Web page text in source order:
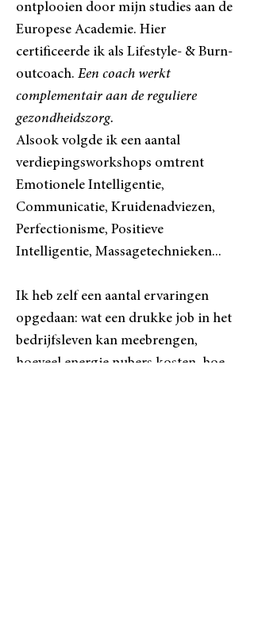
ontplooien door mijn studies aan de
Europese Academie. Hier
certificeerde ik als Lifestyle- & Burn-
outcoach. Een coach werkt
complementair aan de reguliere
gezondheidszorg.
Alsook volgde ik een aantal
verdiepingsworkshops omtrent
Emotionele Intelligentie,
Communicatie, Kruidenadviezen,
Perfectionisme, Positieve
Intelligentie, Massagetechnieken...
Ik heb zelf een aantal ervaringen
opgedaan: wat een drukke job in het
bedrijfsleven kan meebrengen,
hoeveel energie pubers kosten, hoe